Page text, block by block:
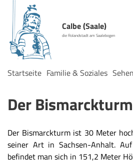
Calbe (Saale)
die Rolandstadt am Saalebogen
Startseite Familie & Soziales
Der Bismarckturm
Der Bismarckturm ist 30 Meter
seiner Art in Sachsen-Anhalt.
befindet man sich in 151,2 Meter